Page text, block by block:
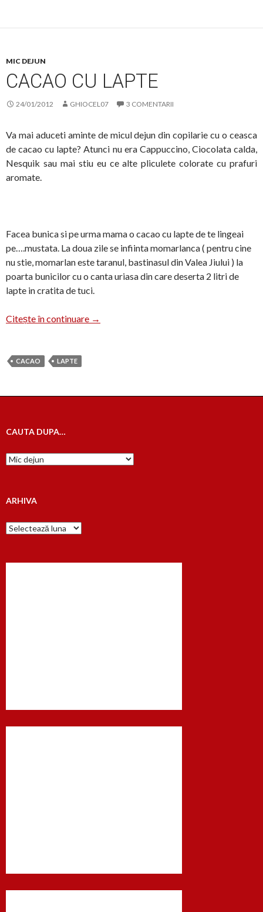
MIC DEJUN
CACAO CU LAPTE
24/01/2012 GHIOCEL07 3 COMENTARII
Va mai aduceti aminte de micul dejun din copilarie cu o ceasca
de cacao cu lapte? Atunci nu era Cappuccino, Ciocolata calda,
Nesquik sau mai stiu eu ce alte pliculete colorate cu prafuri
aromate.
Facea bunica si pe urma mama o cacao cu lapte de te lingeai
pe….mustata. La doua zile se infiinta momarlanca ( pentru cine
nu stie, momarlan este taranul, bastinasul din Valea Jiului ) la
poarta bunicilor cu o canta uriasa din care deserta 2 litri de
lapte in cratita de tuci.
Citește în continuare Cacao cu lapte
→
CACAO LAPTE
CAUTA DUPA…
Cauta
dupa…
ARHIVA
Arhiva